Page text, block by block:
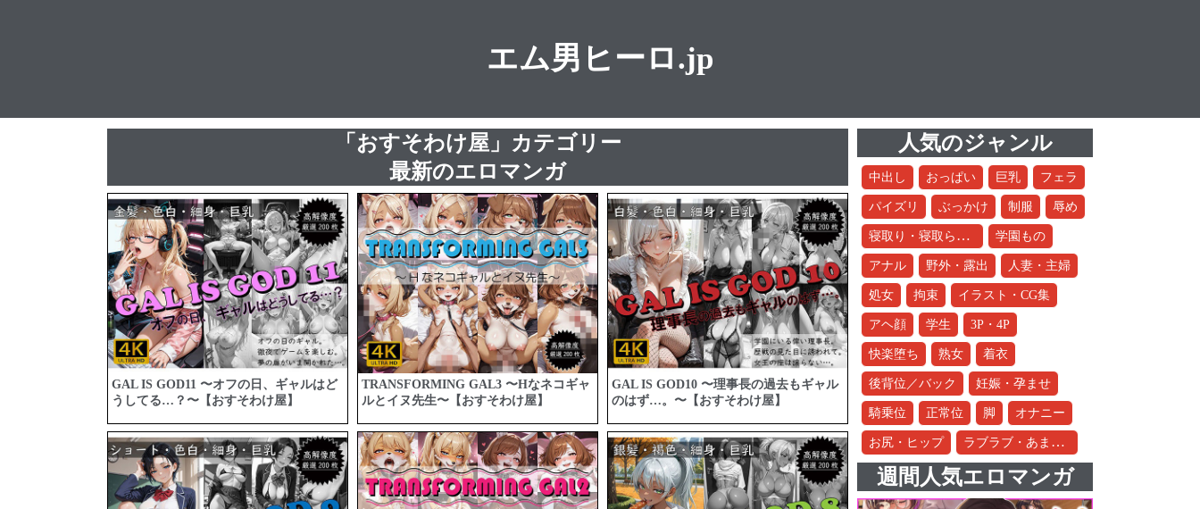
エム男ヒーロ.jp
「おすそわけ屋」カテゴリー
最新のエロマンガ
GAL IS GOD11 〜オフの日、ギャルはど
うしてる…？〜【おすそわけ屋】
TRANSFORMING GAL3 〜Hなネコギャ
ルとイヌ先生〜【おすそわけ屋】
GAL IS GOD10 〜理事長の過去もギャル
のはず…。〜【おすそわけ屋】
人気のジャンル
中出し おっぱい 巨乳 フェラ
パイズリ ぶっかけ 制服 辱め
寝取り・寝取られ・NTR 学園もの
アナル 野外・露出 人妻・主婦
処女 拘束 イラスト・CG集
アヘ顔 学生 3P・4P
快楽堕ち 熟女 着衣
後背位／バック 妊娠・孕ませ
騎乗位 正常位 脚 オナニー
お尻・ヒップ ラブラブ・あまあま
週間人気エロマンガ